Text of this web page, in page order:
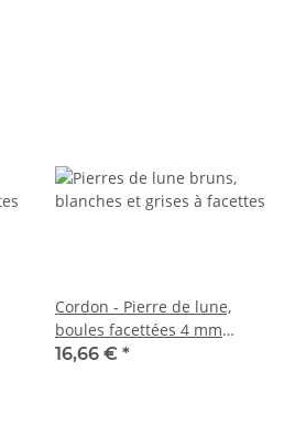
Cordon - Pierre de lune,
boules facettées 4 mm
multicolore, longueur 38,5
16,66 € *